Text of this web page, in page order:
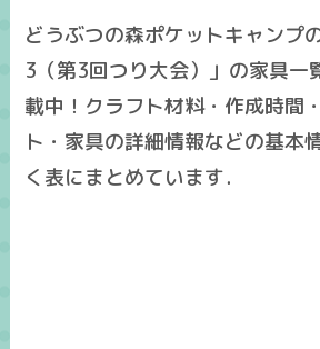
どうぶつの森ポケットキャンプ
3（第3回つり大会）」の家具一
載中！クラフト材料・作成時間
ト・家具の詳細情報などの基本
く表にまとめています．